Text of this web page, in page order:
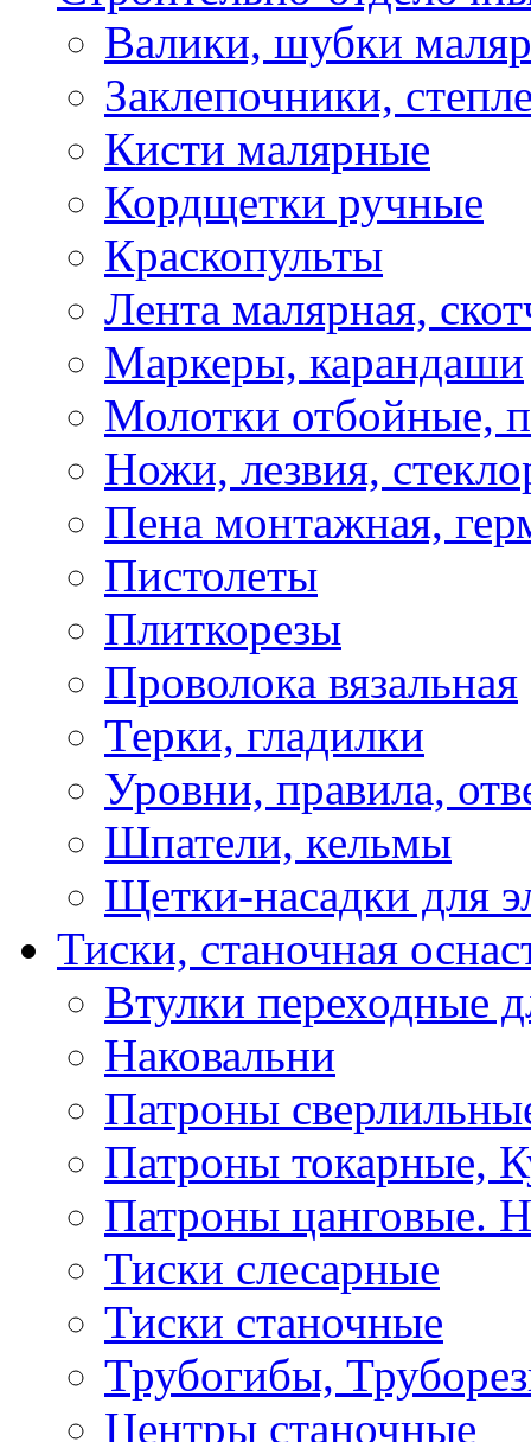
Валики, шубки
Заклепочники,
Кисти малярные
Кордщетки ручные
Краскопульты
Лента малярная,
Маркеры, карандаши
Молотки отбойные,
Ножи, лезвия,
Пена монтажная,
Пистолеты
Плиткорезы
Проволока вязальная
Терки, гладилки
Уровни, правила,
Шпатели, кельмы
Щетки-насадки для
Тиски, станочная
Втулки переходные
Наковальни
Патроны
Патроны токарные,
Патроны цанговые.
Тиски слесарные
Тиски станочные
Трубогибы,
Центры станочные